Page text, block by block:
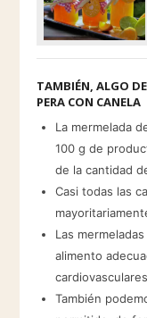
TAMBIÉN, ALGO
PERA CON CANELA
La mermelada
100 g de
de la cantidad
Casi todas las
Las
alimento
También